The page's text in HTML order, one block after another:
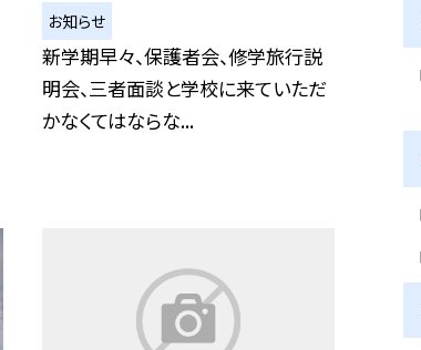
お知らせ
新学期早々、保護者会、修学旅行説
明会、三者面談と学校に来ていただ
かなくてはならな...